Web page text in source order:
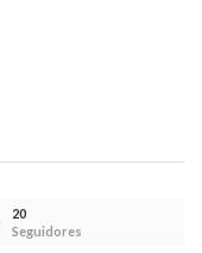
20
Seguidores